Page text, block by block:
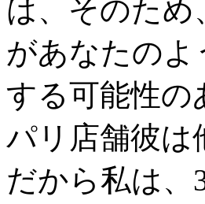
は、そのため
があなたの
する可能性の
パリ店舗彼は
だから私は、